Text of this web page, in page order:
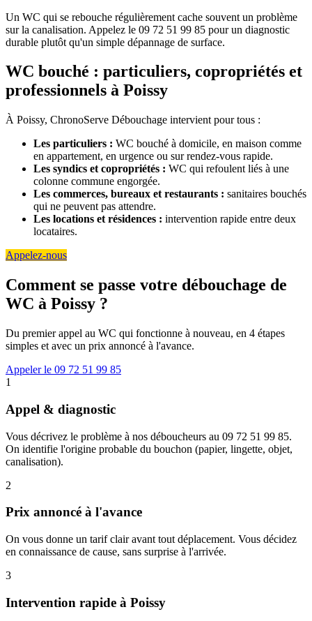
Un WC qui se rebouche régulièrement cache souvent un problème
sur la canalisation. Appelez le 09 72 51 99 85 pour un diagnostic
durable plutôt qu'un simple dépannage de surface.
WC bouché : particuliers, copropriétés et
professionnels à Poissy
À Poissy, ChronoServe Débouchage intervient pour tous :
Les particuliers : WC bouché à domicile, en maison comme
en appartement, en urgence ou sur rendez-vous rapide.
Les syndics et copropriétés : WC qui refoulent liés à une
colonne commune engorgée.
Les commerces, bureaux et restaurants : sanitaires bouchés
qui ne peuvent pas attendre.
Les locations et résidences : intervention rapide entre deux
locataires.
Appelez-nous
Comment se passe votre débouchage de
WC à Poissy ?
Du premier appel au WC qui fonctionne à nouveau, en 4 étapes
simples et avec un prix annoncé à l'avance.
Appeler le 09 72 51 99 85
1
Appel & diagnostic
Vous décrivez le problème à nos déboucheurs au 09 72 51 99 85.
On identifie l'origine probable du bouchon (papier, lingette, objet,
canalisation).
2
Prix annoncé à l'avance
On vous donne un tarif clair avant tout déplacement. Vous décidez
en connaissance de cause, sans surprise à l'arrivée.
3
Intervention rapide à Poissy